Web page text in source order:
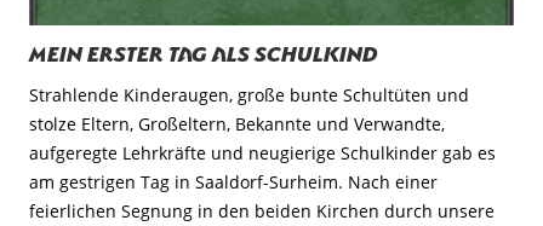
Mein erster Tag als Schulkind
Strahlende Kinderaugen, große bunte Schultüten und
stolze Eltern, Großeltern, Bekannte und Verwandte,
aufgeregte Lehrkräfte und neugierige Schulkinder gab es
am gestrigen Tag in Saaldorf-Surheim. Nach einer
feierlichen Segnung in den beiden Kirchen durch unsere